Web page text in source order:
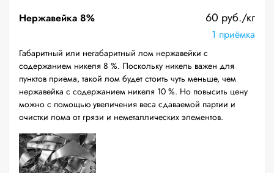
Нержавейка 8% 60 руб./кг
1 приёмка
Габаритный или негабаритный лом нержавейки с
содержанием никеля 8 %. Поскольку никель важен для
пунктов приема, такой лом будет стоить чуть меньше, чем
нержавейка с содержанием никеля 10 %. Но повысить цену
можно с помощью увеличения веса сдаваемой партии и
очистки лома от грязи и неметаллических элементов.